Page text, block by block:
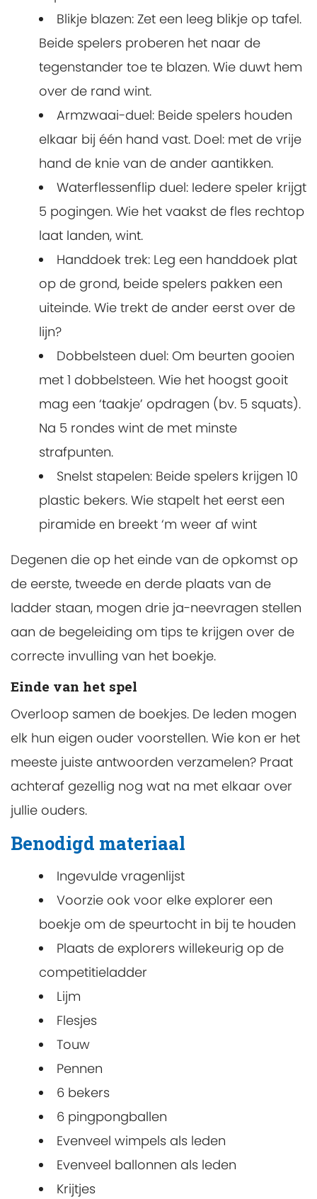
Blikje blazen: Zet een leeg blikje op tafel.
Beide spelers proberen het naar de
tegenstander toe te blazen. Wie duwt hem
over de rand wint.
Armzwaai-duel: Beide spelers houden
elkaar bij één hand vast. Doel: met de vrije
hand de knie van de ander aantikken.
Waterflessenflip duel: Iedere speler krijgt
5 pogingen. Wie het vaakst de fles rechtop
laat landen, wint.
Handdoek trek: Leg een handdoek plat
op de grond, beide spelers pakken een
uiteinde. Wie trekt de ander eerst over de
lijn?
Dobbelsteen duel: Om beurten gooien
met 1 dobbelsteen. Wie het hoogst gooit
mag een ‘taakje’ opdragen (bv. 5 squats).
Na 5 rondes wint de met minste
strafpunten.
Snelst stapelen: Beide spelers krijgen 10
plastic bekers. Wie stapelt het eerst een
piramide en breekt ‘m weer af wint
Degenen die op het einde van de opkomst op
de eerste, tweede en derde plaats van de
ladder staan, mogen drie ja-neevragen stellen
aan de begeleiding om tips te krijgen over de
correcte invulling van het boekje.
Einde van het spel
Overloop samen de boekjes. De leden mogen
elk hun eigen ouder voorstellen. Wie kon er het
meeste juiste antwoorden verzamelen? Praat
achteraf gezellig nog wat na met elkaar over
jullie ouders.
Benodigd materiaal
Ingevulde vragenlijst
Voorzie ook voor elke explorer een
boekje om de speurtocht in bij te houden
Plaats de explorers willekeurig op de
competitieladder
Lijm
Flesjes
Touw
Pennen
6 bekers
6 pingpongballen
Evenveel wimpels als leden
Evenveel ballonnen als leden
Krijtjes